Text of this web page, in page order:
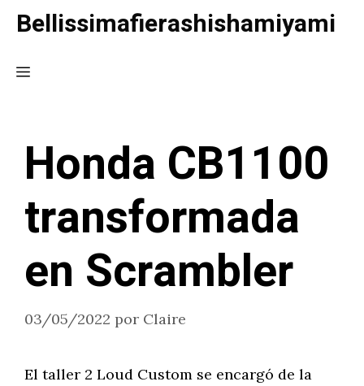
Saltar
contenido
Bellissimafierashishamiyami
Menú
Honda CB1100
transformada
en Scrambler
03/05/2022 por Claire
El taller 2 Loud Custom se encargó de la